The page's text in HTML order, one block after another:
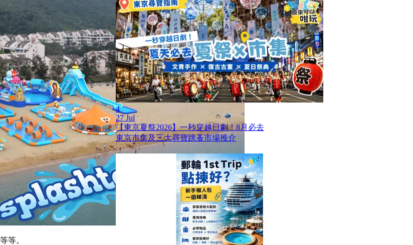
等。
4
27 Jul
【東京夏祭2026】一秒穿越日劇！8月必去
東京市集及三大尋寶跳蚤市場推介